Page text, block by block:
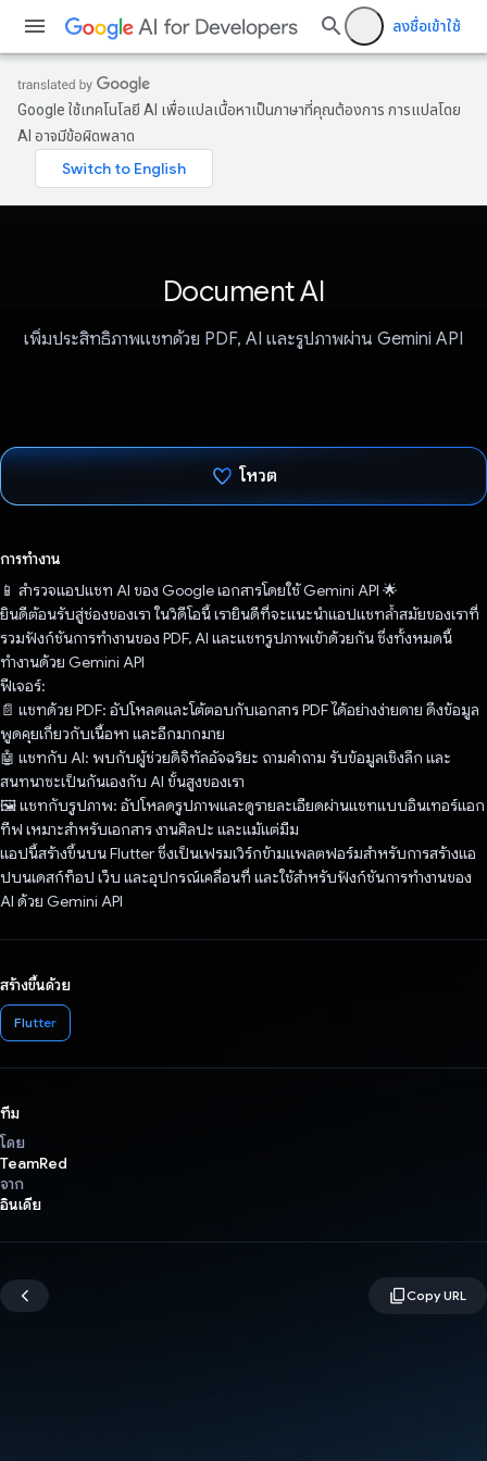
ลงชื่อเข้าใช้
Google ใช้เทคโนโลยี AI เพื่อแปลเนื้อหาเป็นภาษาที่คุณต้องการ การแปลโดย
AI อาจมีข้อผิดพลาด
Document AI
เพิ่มประสิทธิภาพแชทด้วย PDF, AI และรูปภาพผ่าน Gemini API
โหวต
การทำงาน
📱 สำรวจแอปแชท AI ของ Google เอกสารโดยใช้ Gemini API 🌟
ยินดีต้อนรับสู่ช่องของเรา ในวิดีโอนี้ เรายินดีที่จะแนะนำแอปแชทล้ำสมัยของเราที่
รวมฟังก์ชันการทำงานของ PDF, AI และแชทรูปภาพเข้าด้วยกัน ซึ่งทั้งหมดนี้
ทำงานด้วย Gemini API
ฟีเจอร์:
📄 แชทด้วย PDF: อัปโหลดและโต้ตอบกับเอกสาร PDF ได้อย่างง่ายดาย ดึงข้อมูล
พูดคุยเกี่ยวกับเนื้อหา และอีกมากมาย
🤖 แชทกับ AI: พบกับผู้ช่วยดิจิทัลอัจฉริยะ ถามคําถาม รับข้อมูลเชิงลึก และ
สนทนาซะเป็นกันเองกับ AI ขั้นสูงของเรา
🖼️ แชทกับรูปภาพ: อัปโหลดรูปภาพและดูรายละเอียดผ่านแชทแบบอินเทอร์แอก
ทีฟ เหมาะสําหรับเอกสาร งานศิลปะ และแม้แต่มีม
แอปนี้สร้างขึ้นบน Flutter ซึ่งเป็นเฟรมเวิร์กข้ามแพลตฟอร์มสําหรับการสร้างแอ
ปบนเดสก์ท็อป เว็บ และอุปกรณ์เคลื่อนที่ และใช้สําหรับฟังก์ชันการทํางานของ
AI ด้วย Gemini API
สร้างขึ้นด้วย
Flutter
ทีม
โดย
TeamRed
จาก
อินเดีย